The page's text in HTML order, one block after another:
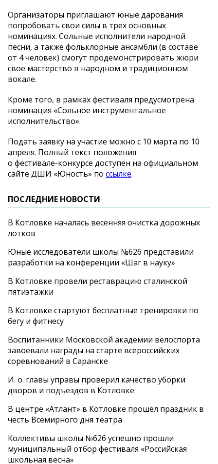
Организаторы приглашают юные дарования
попробовать свои силы в трех основных
номинациях. Сольные исполнители народной
песни, а также фольклорные ансамбли (в составе
от 4 человек) смогут продемонстрировать жюри
свое мастерство в народном и традиционном
вокале.
Кроме того, в рамках фестиваля предусмотрена
номинация «Сольное инструментальное
исполнительство».
Подать заявку на участие можно с 10 марта по 10
апреля. Полный текст положения
о фестивале-конкурсе доступен на официальном
сайте ДШИ «Юность» по ссылке.
ПОСЛЕДНИЕ НОВОСТИ
В Котловке началась весенняя очистка дорожных
лотков
Юные исследователи школы №626 представили
разработки на конференции «Шаг в науку»
В Котловке провели реставрацию сталинской
пятиэтажки
В Котловке стартуют бесплатные тренировки по
бегу и фитнесу
Воспитанники Московской академии велоспорта
завоевали награды на старте всероссийских
соревнований в Саранске
И. о. главы управы проверил качество уборки
дворов и подъездов в Котловке
В центре «Атлант» в Котловке прошёл праздник в
честь Всемирного дня театра
Коллективы школы №626 успешно прошли
муниципальный отбор фестиваля «Российская
школьная весна»